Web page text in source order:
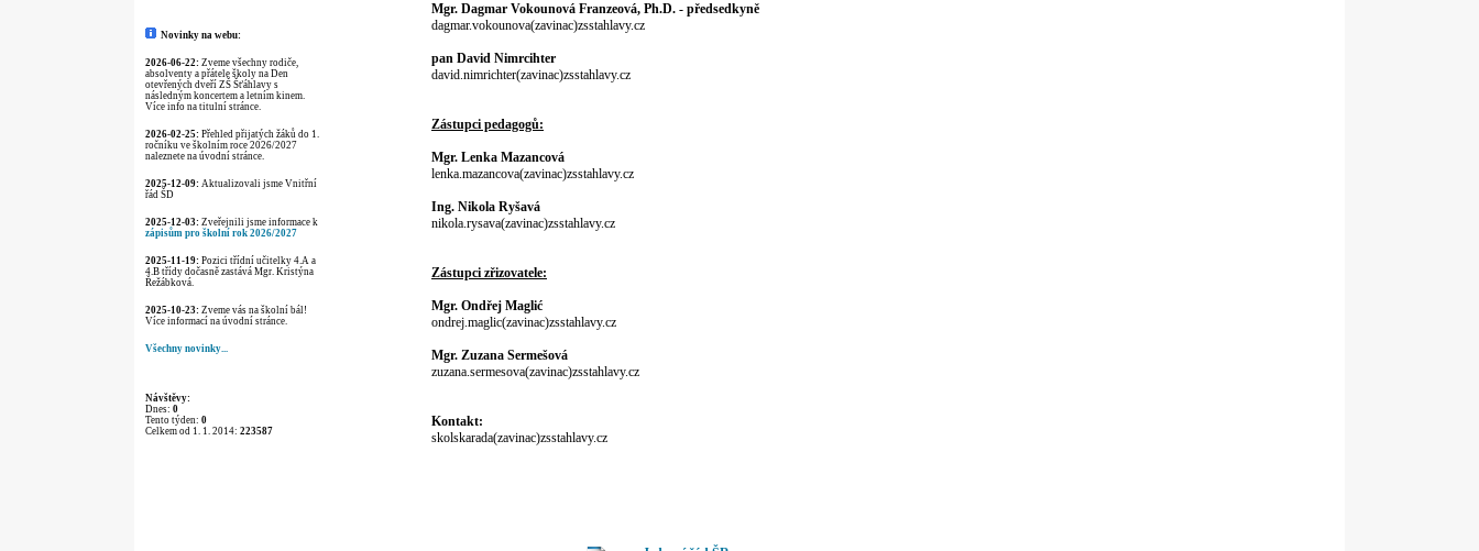
Novinky na webu:
2026-06-22: Zveme všechny rodiče,
absolventy a přátele školy na Den
otevřených dveří ZŠ Šťáhlavy s
následným koncertem a letním kinem.
Více info na titulní stránce.
2026-02-25: Přehled přijatých žáků do 1.
ročníku ve školním roce 2026/2027
naleznete na úvodní stránce.
2025-12-09: Aktualizovali jsme Vnitřní
řád ŠD
2025-12-03: Zveřejnili jsme informace k
zápisům pro školní rok 2026/2027
2025-11-19: Pozici třídní učitelky 4.A a
4.B třídy dočasně zastává Mgr. Kristýna
Řežábková.
2025-10-23: Zveme vás na školní bál!
Více informací na úvodní stránce.
Všechny novinky...
Návštěvy:
Dnes: 0
Tento týden: 0
Celkem od 1. 1. 2014: 223587
Mgr. Dagmar Vokounová Franzeová, Ph.D. - předsedkyně
dagmar.vokounova(zavinac)zsstahlavy.cz
pan David Nimrcihter
david.nimrichter(zavinac)zsstahlavy.cz
Zástupci pedagogů:
Mgr. Lenka Mazancová
lenka.mazancova(zavinac)zsstahlavy.cz
Ing. Nikola Ryšavá
nikola.rysava(zavinac)zsstahlavy.cz
Zástupci zřizovatele:
Mgr. Ondřej Maglić
ondrej.maglic(zavinac)zsstahlavy.cz
Mgr. Zuzana Sermešová
zuzana.sermesova(zavinac)zsstahlavy.cz
Kontakt:
skolskarada(zavinac)zsstahlavy.cz